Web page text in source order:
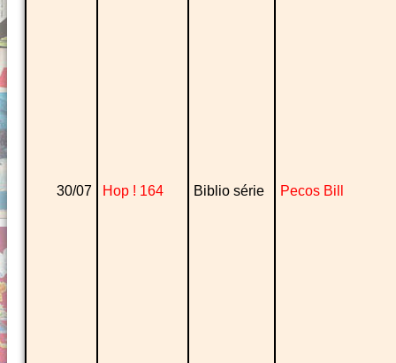
30/07 Hop ! 164 Biblio série Pecos Bill